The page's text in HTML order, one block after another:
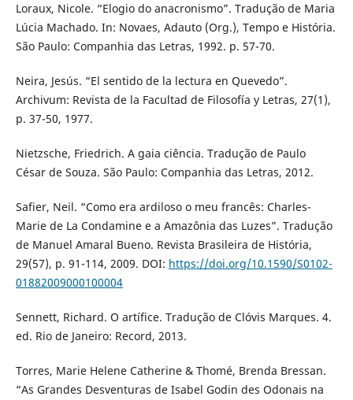
Loraux, Nicole. “Elogio do anacronismo”. Tradução de Maria
Lúcia Machado. In: Novaes, Adauto (Org.), Tempo e História.
São Paulo: Companhia das Letras, 1992. p. 57-70.
Neira, Jesús. “El sentido de la lectura en Quevedo”.
Archivum: Revista de la Facultad de Filosofía y Letras, 27(1),
p. 37-50, 1977.
Nietzsche, Friedrich. A gaia ciência. Tradução de Paulo
César de Souza. São Paulo: Companhia das Letras, 2012.
Safier, Neil. “Como era ardiloso o meu francês: Charles-
Marie de La Condamine e a Amazônia das Luzes”. Tradução
de Manuel Amaral Bueno. Revista Brasileira de História,
29(57), p. 91-114, 2009. DOI: https://doi.org/10.1590/S0102-
01882009000100004
Sennett, Richard. O artífice. Tradução de Clóvis Marques. 4.
ed. Rio de Janeiro: Record, 2013.
Torres, Marie Helene Catherine & Thomé, Brenda Bressan.
“As Grandes Desventuras de Isabel Godin des Odonais na